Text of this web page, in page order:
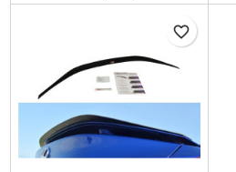
favorite_border